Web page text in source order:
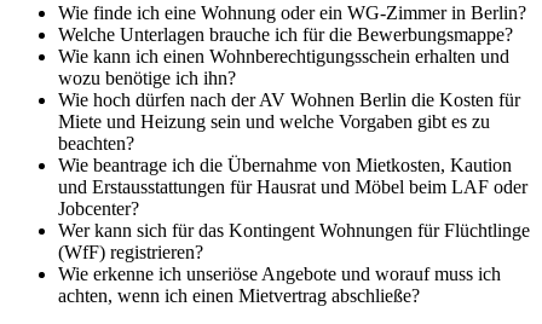
Wie finde ich eine Wohnung oder ein WG-Zimmer in Berlin?
Welche Unterlagen brauche ich für die Bewerbungsmappe?
Wie kann ich einen Wohnberechtigungsschein erhalten und
wozu benötige ich ihn?
Wie hoch dürfen nach der AV Wohnen Berlin die Kosten für
Miete und Heizung sein und welche Vorgaben gibt es zu
beachten?
Wie beantrage ich die Übernahme von Mietkosten, Kaution
und Erstausstattungen für Hausrat und Möbel beim LAF oder
Jobcenter?
Wer kann sich für das Kontingent Wohnungen für Flüchtlinge
(WfF) registrieren?
Wie erkenne ich unseriöse Angebote und worauf muss ich
achten, wenn ich einen Mietvertrag abschließe?